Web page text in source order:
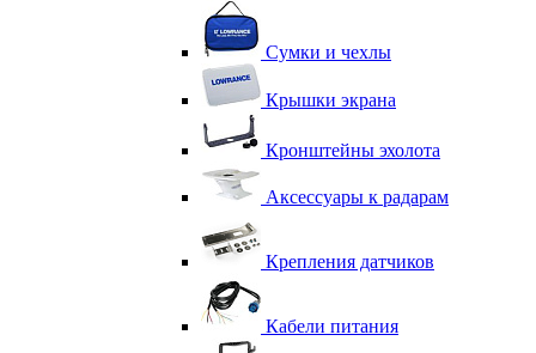
Сумки и чехлы
Крышки экрана
Кронштейны эхолота
Аксессуары к радарам
Крепления датчиков
Кабели питания